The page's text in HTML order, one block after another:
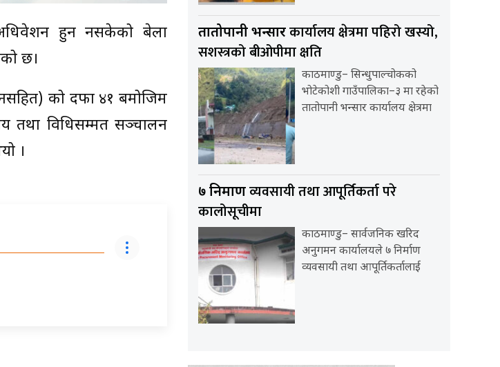
हुन नसकेको बेला
छ।
को दफा ४१ बमोजिम
तथा विधिसम्मत सञ्चालन
।
तातोपानी भन्सारकार्यालय क्षेत्रमा पहिरो खस्यो,
सशस्त्रको बीओपीमा क्षति
काठमाण्डु– सिन्धुपाल्चोकको
भोटेकोशी गाउँपालिका–३ मा रहेको
तातोपानी भन्सार कार्यालय क्षेत्रमा
७ निर्माणव्यवसायी तथा आपूर्तिकर्ता परे
कालोसूचीमा
काठमाण्डु– सार्वजनिक खरिद
अनुगमन कार्यालयले ७ निर्माण
व्यवसायी तथा आपूर्तिकर्तालाई